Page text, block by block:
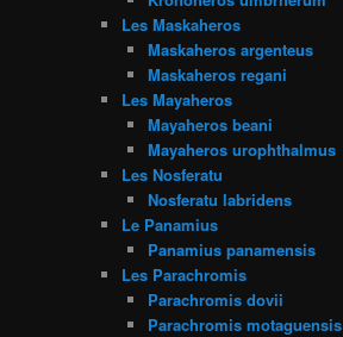
Les Maskaheros
Maskaheros argenteus
Maskaheros regani
Les Mayaheros
Mayaheros beani
Mayaheros urophthalmus
Les Nosferatu
Nosferatu labridens
Le Panamius
Panamius panamensis
Les Parachromis
Parachromis dovii
Parachromis motaguensis